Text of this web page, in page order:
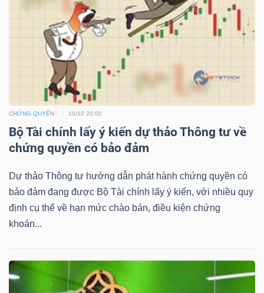
CHỨNG QUYỀN 10/10 20:00
Bộ Tài chính lấy ý kiến dự thảo Thông tư về
chứng quyền có bảo đảm
Dự thảo Thông tư hướng dẫn phát hành chứng quyền có
bảo đảm đang được Bộ Tài chính lấy ý kiến, với nhiều quy
định cụ thể về hạn mức chào bán, điều kiện chứng
khoán...
NGUYÊN
CÔNG
KHÔNG